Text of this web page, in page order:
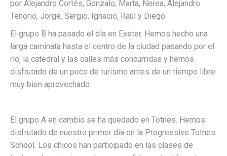
por Alejandro Cortés, Gonzalo, Marta, Nerea, Alejandro
Tenorio, Jorge, Sergio, Ignacio, Raúl y Diego.
El grupo B ha pasado el día en Exeter. Hemos hecho una
larga caminata hasta el centro de la ciudad pasando por el
río, la catedral y las calles más concurridas y hemos
disfrutado de un poco de turismo antes de un tiempo libre
muy bien aprovechado.
El grupo A en cambio se ha quedado en Totnes. Hemos
disfrutado de nuestro primer día en la Progressive Totnes
School. Los chicos han participado en las clases de